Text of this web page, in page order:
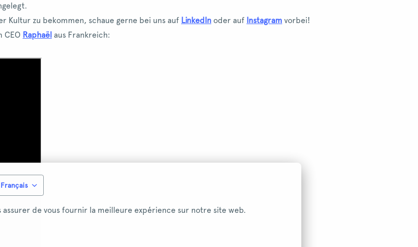
Français
assurer de vous fournir la meilleure expérience sur notre site web.
Kultur zu bekommen, schaue gerne bei uns auf LinkedIn oder auf Instagram vorbei!
CEO Raphaël aus Frankreich: